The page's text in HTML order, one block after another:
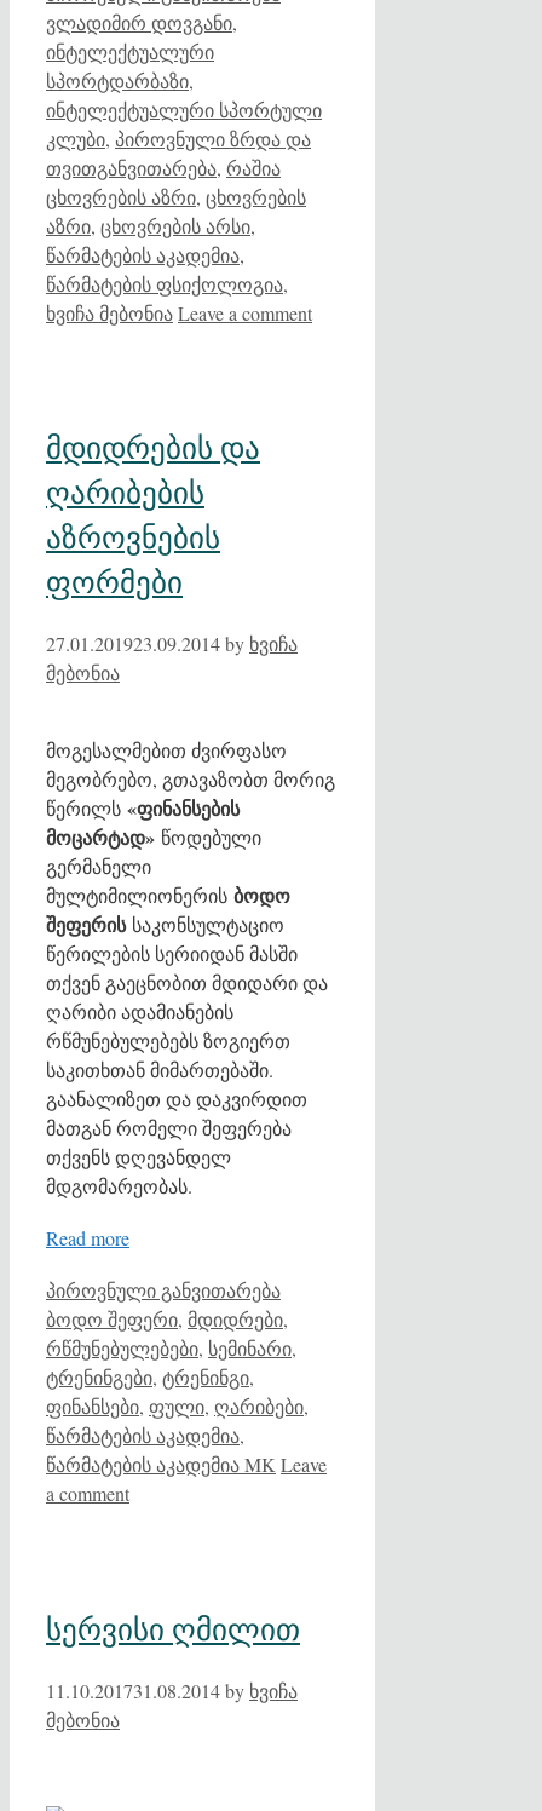
ვლადიმირ დოვგანი,
ინტელექტუალური
სპორტდარბაზი,
ინტელექტუალური სპორტული
კლუბი, პიროვნული ზრდა და
თვითგანვითარება, რაშია
ცხოვრების აზრი, ცხოვრების
აზრი, ცხოვრების არსი,
წარმატების აკადემია,
წარმატების ფსიქოლოგია,
ხვიჩა მებონიაLeave a comment
მდიდრების და
ღარიბების
აზროვნების
ფორმები
27.01.201923.09.2014by ხვიჩა
მებონია
მოგესალმებით ძვირფასო
მეგობრებო, გთავაზობთ მორიგ
წერილს «ფინანსების
მოცარტად» წოდებული
გერმანელი
მულტიმილიონერის ბოდო
შეფერის საკონსულტაციო
წერილების სერიიდან მასში
თქვენ გაეცნობით მდიდარი და
ღარიბი ადამიანების
რწმუნებულებებს ზოგიერთ
საკითხთან მიმართებაში.
გაანალიზეთ და დაკვირდით
მათგან რომელი შეფერება
თქვენს დღევანდელ
მდგომარეობას.
Read more
Categories
პიროვნული განვითარებაTags
ბოდო შეფერი, მდიდრები,
რწმუნებულებები, სემინარი,
ტრენინგები, ტრენინგი,
ფინანსები, ფული, ღარიბები,
წარმატების აკადემია,
წარმატების აკადემია MKLeave
a comment
სერვისი ღმილით
11.10.201731.08.2014by ხვიჩა
მებონია